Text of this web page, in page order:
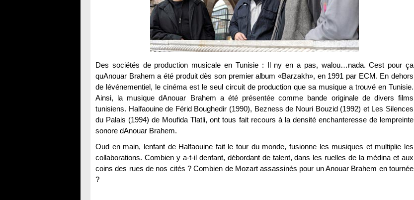
Des sociétés de production musicale en Tunisie : Il ny en a pas, walou…nada. Cest pour ça
quAnouar Brahem a été produit dès son premier album «Barzakh», en 1991 par ECM. En dehors
de lévénementiel, le cinéma est le seul circuit de production que sa musique a trouvé en Tunisie.
Ainsi, la musique dAnouar Brahem a été présentée comme bande originale de divers films
tunisiens. Halfaouine de Férid Boughedir (1990), Bezness de Nouri Bouzid (1992) et Les Silences
du Palais (1994) de Moufida Tlatli, ont tous fait recours à la densité enchanteresse de lempreinte
sonore dAnouar Brahem.
Oud en main, lenfant de Halfaouine fait le tour du monde, fusionne les musiques et multiplie les
collaborations. Combien y a-t-il denfant, débordant de talent, dans les ruelles de la médina et aux
coins des rues de nos cités ? Combien de Mozart assassinés pour un Anouar Brahem en tournée
?